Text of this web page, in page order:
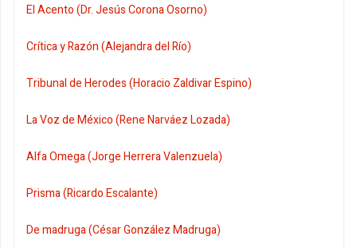
El Acento (Dr. Jesús Corona Osorno)
Crítica y Razón (Alejandra del Río)
Tribunal de Herodes (Horacio Zaldivar Espino)
La Voz de México (Rene Narváez Lozada)
Alfa Omega (Jorge Herrera Valenzuela)
Prisma (Ricardo Escalante)
De madruga (César González Madruga)